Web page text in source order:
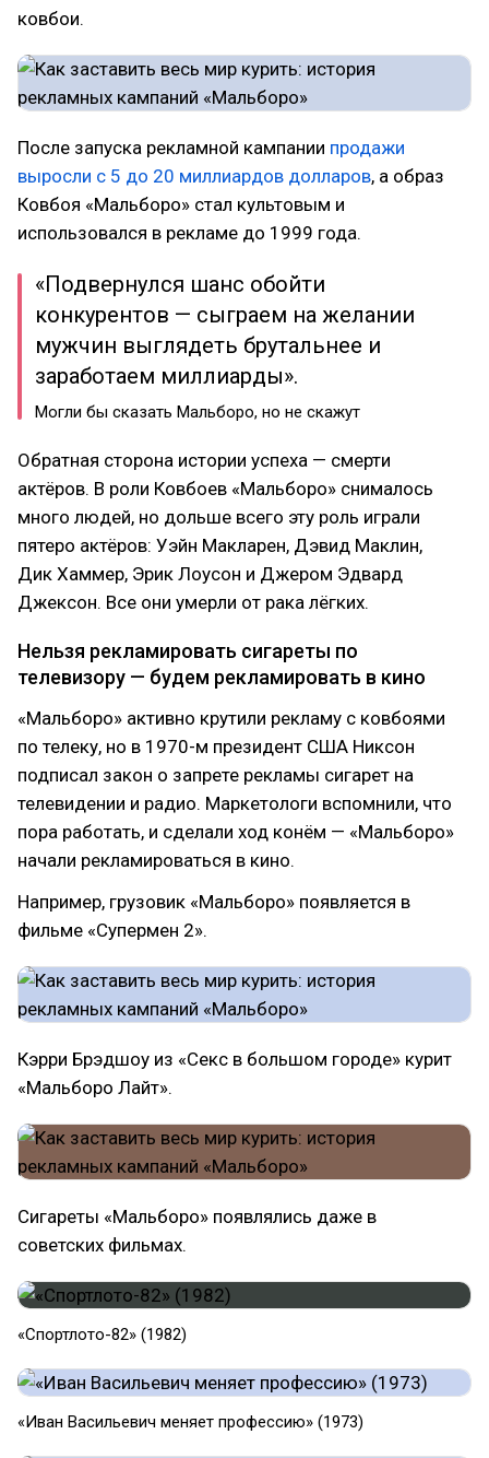
ковбои.
После запуска рекламной кампании продажи
выросли с 5 до 20 миллиардов долларов, а образ
Ковбоя «Мальборо» стал культовым и
использовался в рекламе до 1999 года.
«Подвернулся шанс обойти
конкурентов — сыграем на желании
мужчин выглядеть брутальнее и
заработаем миллиарды».
Могли бы сказать Мальборо, но не скажут
Обратная сторона истории успеха — смерти
актёров. В роли Ковбоев «Мальборо» снималось
много людей, но дольше всего эту роль играли
пятеро актёров: Уэйн Макларен, Дэвид Маклин,
Дик Хаммер, Эрик Лоусон и Джером Эдвард
Джексон. Все они умерли от рака лёгких.
Нельзя рекламировать сигареты по
телевизору — будем рекламировать в кино
«Мальборо» активно крутили рекламу с ковбоями
по телеку, но в 1970-м президент США Никсон
подписал закон о запрете рекламы сигарет на
телевидении и радио. Маркетологи вспомнили, что
пора работать, и сделали ход конём — «Мальборо»
начали рекламироваться в кино.
Например, грузовик «Мальборо» появляется в
фильме «Супермен 2».
Кэрри Брэдшоу из «Секс в большом городе» курит
«Мальборо Лайт».
Сигареты «Мальборо» появлялись даже в
советских фильмах.
«Спортлото-82» (1982)
«Иван Васильевич меняет профессию» (1973)